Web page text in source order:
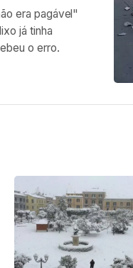
era pagável"
já tinha
o erro.